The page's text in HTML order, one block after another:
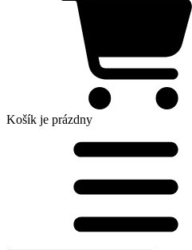
Košík je prázdny